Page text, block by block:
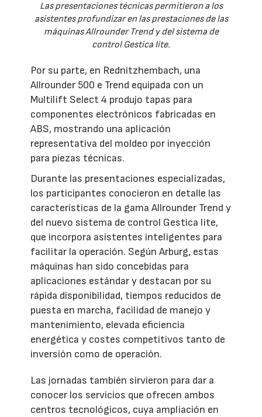
Las presentaciones técnicas permitieron a los
asistentes profundizar en las prestaciones de las
máquinas Allrounder Trend y del sistema de
control Gestica lite.
Por su parte, en Rednitzhembach, una
Allrounder 500 e Trend equipada con un
Multilift Select 4 produjo tapas para
componentes electrónicos fabricadas en
ABS, mostrando una aplicación
representativa del moldeo por inyección
para piezas técnicas.
Durante las presentaciones especializadas,
los participantes conocieron en detalle las
características de la gama Allrounder Trend y
del nuevo sistema de control Gestica lite,
que incorpora asistentes inteligentes para
facilitar la operación. Según Arburg, estas
máquinas han sido concebidas para
aplicaciones estándar y destacan por su
rápida disponibilidad, tiempos reducidos de
puesta en marcha, facilidad de manejo y
mantenimiento, elevada eficiencia
energética y costes competitivos tanto de
inversión como de operación.
Las jornadas también sirvieron para dar a
conocer los servicios que ofrecen ambos
centros tecnológicos, cuya ampliación en